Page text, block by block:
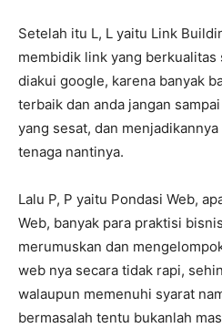
Setelah itu L, L yaitu Link
membidik link yang
diakui google, karena banyak
terbaik dan anda jangan
yang sesat, dan
tenaga nantinya.
Lalu P, P yaitu Pondasi Web,
Web, banyak para praktisi
merumuskan dan
web nya secara tidak rapi,
walaupun memenuhi syarat
bermasalah tentu bukanlah